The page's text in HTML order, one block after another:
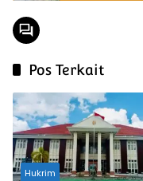
Pos Terkait
Hukrim